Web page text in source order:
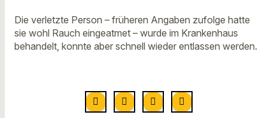
Die verletzte Person – früheren Angaben zufolge hatte
sie wohl Rauch eingeatmet – wurde im Krankenhaus
behandelt, konnte aber schnell wieder entlassen werden.